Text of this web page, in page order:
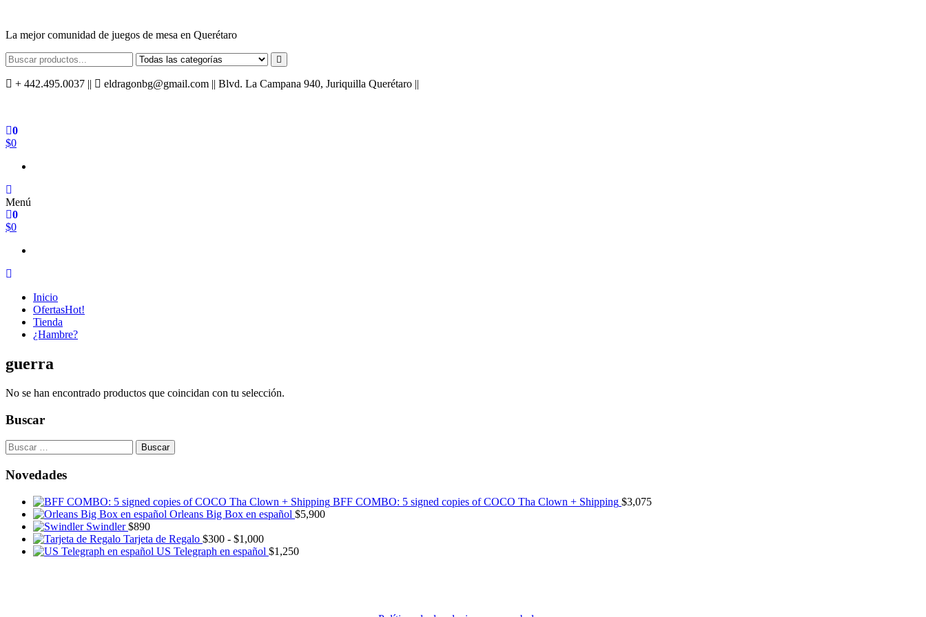
contenido
La mejor comunidad de juegos de mesa en Querétaro
+ 442.495.0037 || eldragonbg@gmail.com || Blvd. La Campana 940, Juriquilla Querétaro ||
0
$0
Menú
0
$0
Inicio
OfertasHot!
Tienda
¿Hambre?
guerra
No se han encontrado productos que coincidan con tu selección.
Buscar
Buscar:
Novedades
BFF COMBO: 5 signed copies of COCO Tha Clown + Shipping $3,075
Orleans Big Box en español $5,900
Swindler $890
Tarjeta de Regalo $300 - $1,000Rango
de
US Telegraph en español $1,250